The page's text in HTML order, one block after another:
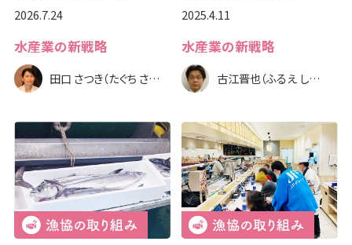
2026.7.24
水産業の新戦略
田口 さつき（たぐち さつき）
2025.4.11
水産業の新戦略
古江晋也（ふるえ しんや）